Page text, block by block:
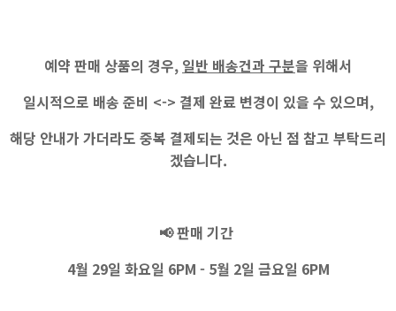
예약 판매 상품의 경우, 일반 배송건과 구분을 위해서
일시적으로 배송 준비 <-> 결제 완료 변경이 있을 수 있으며,
해당 안내가 가더라도 중복 결제되는 것은 아닌 점 참고 부탁드리
겠습니다.
📢판매 기간
4월 29일 화요일 6PM - 5월 2일 금요일 6PM